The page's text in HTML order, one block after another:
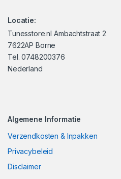
Locatie:
Tunesstore.nl Ambachtstraat 2
7622AP Borne
Tel. 0748200376
Nederland
Algemene Informatie
Verzendkosten & Inpakken
Privacybeleid
Disclaimer